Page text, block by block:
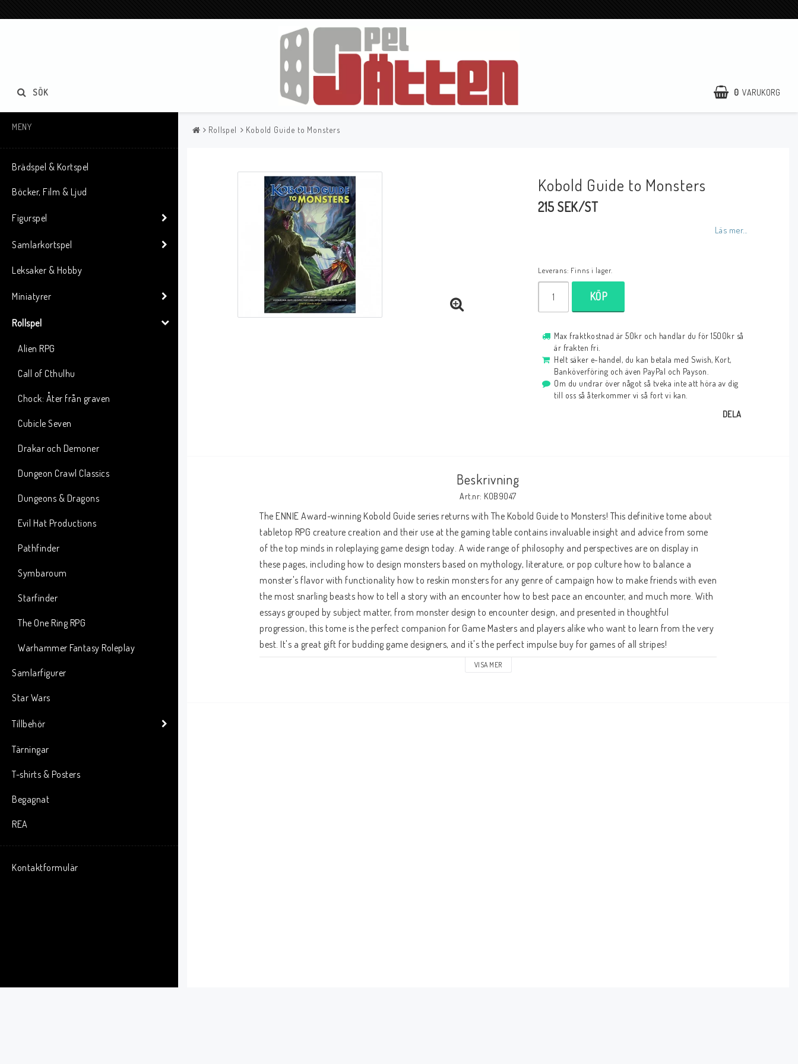
0 VARUKORG
SÖK
MENY
Brädspel & Kortspel
Böcker, Film & Ljud
Figurspel
Samlarkortspel
Leksaker & Hobby
Miniatyrer
Rollspel
Alien RPG
Call of Cthulhu
Chock: Åter från graven
Cubicle Seven
Drakar och Demoner
Dungeon Crawl Classics
Dungeons & Dragons
Evil Hat Productions
Pathfinder
Symbaroum
Starfinder
The One Ring RPG
Warhammer Fantasy Roleplay
Samlarfigurer
Star Wars
Tillbehör
Tärningar
T-shirts & Posters
Begagnat
REA
Kontaktformulär
Rollspel Kobold Guide to Monsters
Kobold Guide to Monsters
215 SEK/ST
Läs mer...
Leverans: Finns i lager.
KÖP
Max fraktkostnad är 50kr och handlar du för 1500kr så
är frakten fri.
Helt säker e-handel, du kan betala med Swish, Kort,
Banköverföring och även PayPal och Payson.
Om du undrar över något så tveka inte att höra av dig
till oss så återkommer vi så fort vi kan.
DELA
Beskrivning
Art.nr: KOB9047
The ENNIE Award-winning Kobold Guide series returns with The Kobold Guide to Monsters! This definitive tome about
tabletop RPG creature creation and their use at the gaming table contains invaluable insight and advice from some
of the top minds in roleplaying game design today. A wide range of philosophy and perspectives are on display in
these pages, including how to design monsters based on mythology, literature, or pop culture how to balance a
monster's flavor with functionality how to reskin monsters for any genre of campaign how to make friends with even
the most snarling beasts how to tell a story with an encounter how to best pace an encounter, and much more. With
essays grouped by subject matter, from monster design to encounter design, and presented in thoughtful
progression, this tome is the perfect companion for Game Masters and players alike who want to learn from the very
best. It's a great gift for budding game designers, and it's the perfect impulse buy for games of all stripes!
VISA MER